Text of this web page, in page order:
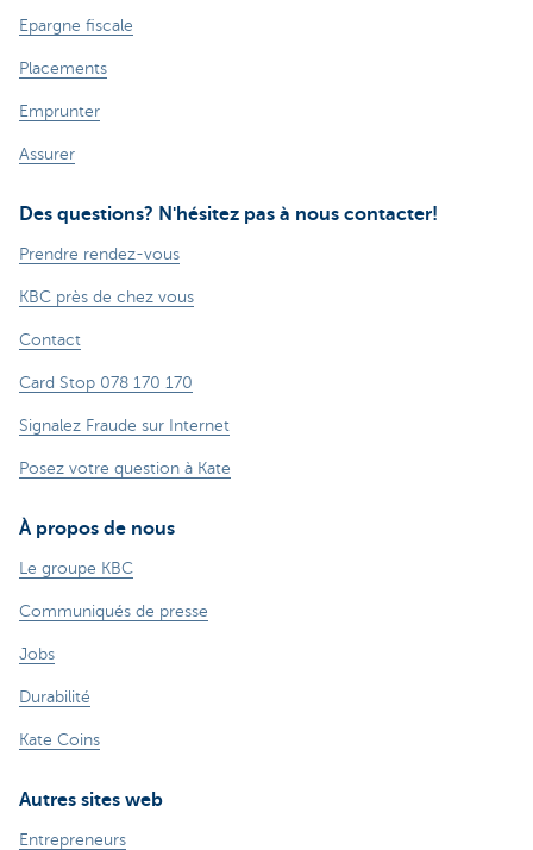
Epargne fiscale
Placements
Emprunter
Assurer
Des questions? N'hésitez pas à nous contacter!
Prendre rendez-vous
KBC près de chez vous
Contact
Card Stop 078 170 170
Signalez Fraude sur Internet
Posez votre question à Kate
À propos de nous
Le groupe KBC
Communiqués de presse
Jobs
Durabilité
Kate Coins
Autres sites web
Entrepreneurs